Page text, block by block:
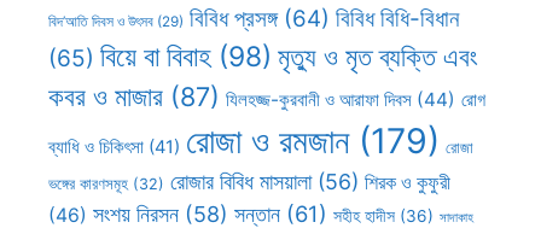
বিদ’আতি দিবস ও উৎসব (29) বিবিধ প্রসঙ্গ(64) বিবিধ বিধি-বিধান
(65) বিয়ে বা বিবাহ (98) মৃত্যু ও মৃত ব্যক্তি এবং
কবর ও মাজার (87) যিলহজ্জ-কুরবানী ও আরাফা দিবস (44) রোগ
ব্যাধি ও চিকিৎসা (41) রোজা ও রমজান(179) রোজা
ভঙ্গের কারণসমূহ (32) রোজার বিবিধ মাসয়ালা(56) শিরক ও কুফুরী
(46) সংশয় নিরসন (58) সন্তান (61) সহীহ হাদীস (36) সাদাকাহ